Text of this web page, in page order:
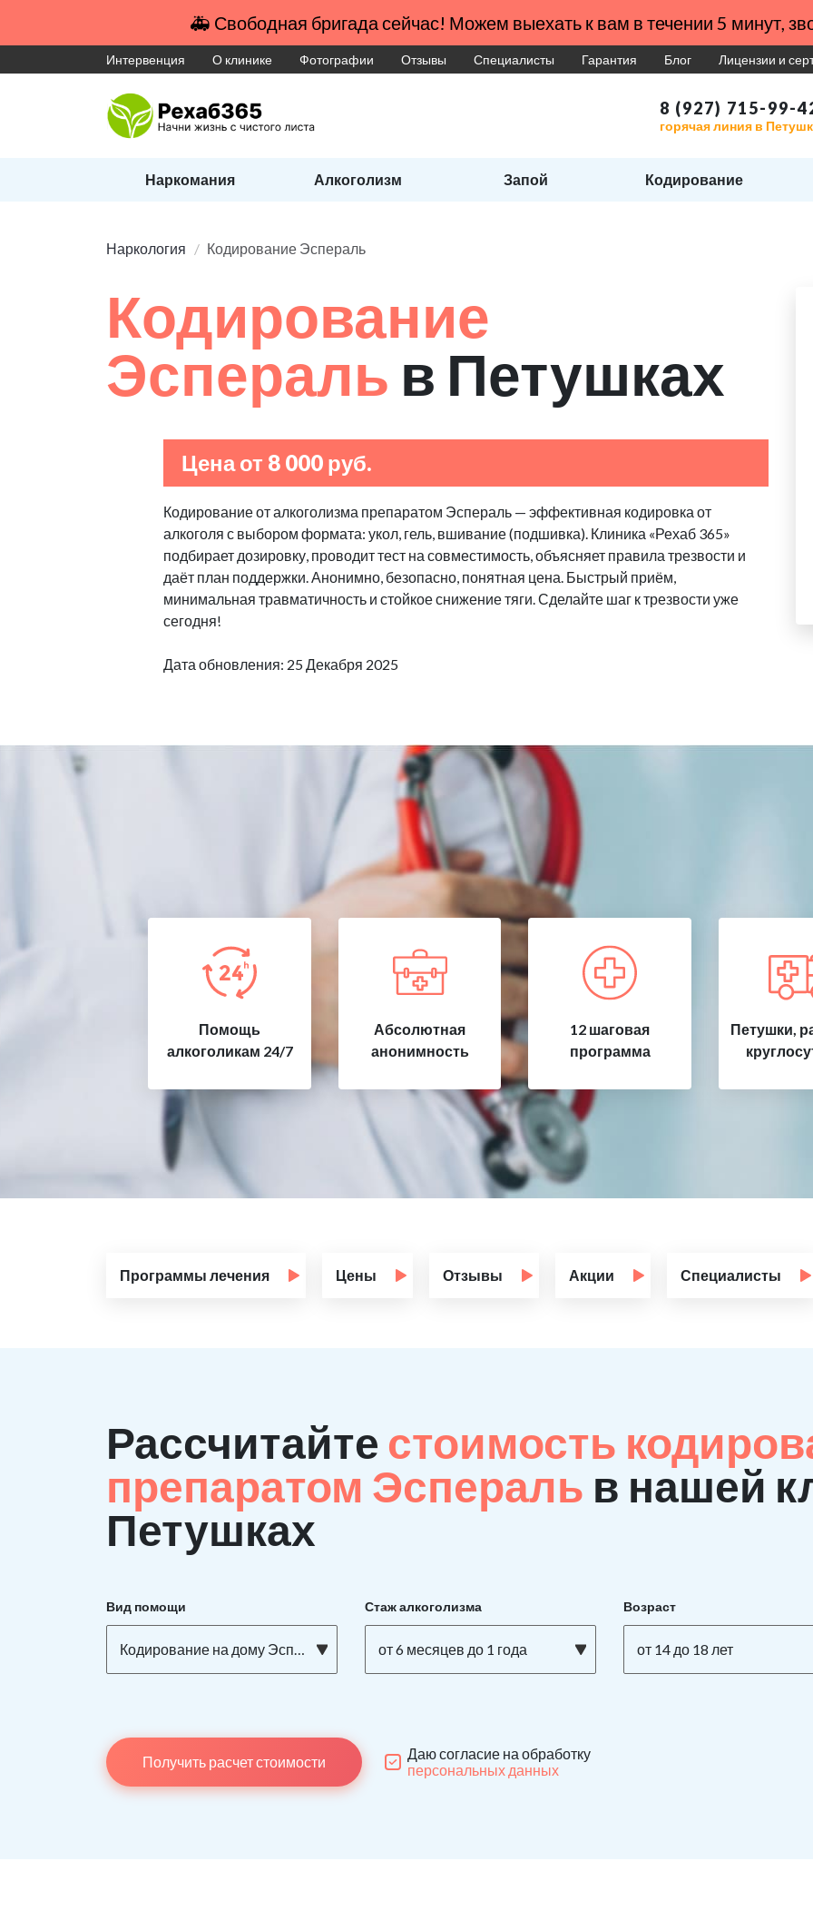
🚑 Свободная бригада сейчас! Можем выехать к вам в течении 5 минут,
Интервенция О клинике Фотографии Отзывы Специалисты Гарантия Блог Лицензии и
8 (927) 715-99-
горячая линия в
Наркомания Алкоголизм Запой Кодирование
Наркология Кодирование Эспераль
Кодирование
Эспераль в Петушках
Цена от 8 000 руб.
Кодирование от алкоголизма препаратом Эспераль — эффективная кодировка от
алкоголя с выбором формата: укол, гель, вшивание (подшивка). Клиника «Рехаб 365»
подбирает дозировку, проводит тест на совместимость, объясняет правила трезвости и
даёт план поддержки. Анонимно, безопасно, понятная цена. Быстрый приём,
минимальная травматичность и стойкое снижение тяги. Сделайте шаг к трезвости уже
сегодня!
Дата обновления: 25 Декабря 2025
Помощь
алкоголикам 24/7
Абсолютная
анонимность
12 шаговая
программа
Петушки,
Программы лечения Цены Отзывы Акции Специалисты
Рассчитайте стоимость
препаратом Эспераль в нашей
Петушках
Вид помощи
Кодирование на дому Эспераль
Стаж алкоголизма
от 6 месяцев до 1 года
Возраст
от 14 до 18 лет
Получить расчет стоимости
Даю согласие на обработку
персональных данных